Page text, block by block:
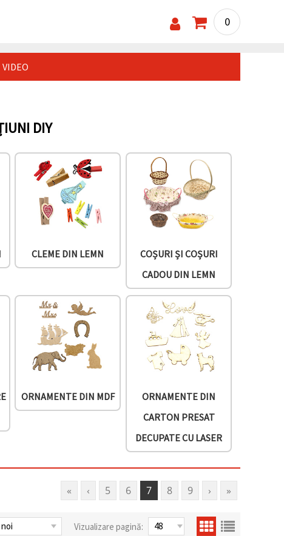
0
VIDEO
DIY
CLEME DIN LEMN
COȘURI ȘI COȘURI
CADOU DIN LEMN
ORNAMENTE DIN MDF
ORNAMENTE DIN
CARTON PRESAT
DECUPATE CU LASER
« ‹ 5 6 7 8 9 › »
Vizualizare pagină: